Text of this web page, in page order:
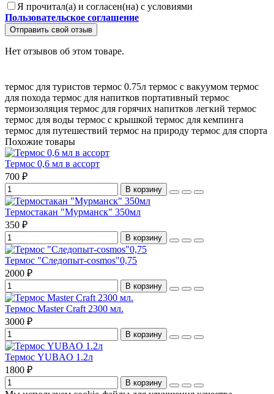
Я прочитал(а) и согласен(на) с условиями
Пользовательское соглашение
Отправить свой отзыв
Нет отзывов об этом товаре.
термос для туристов термос 0.75л термос с вакуумом термос
для похода термос для напитков портативный термос
термоизоляция термос для горячих напитков легкий термос
термос для воды термос с крышкой термос для кемпинга
термос для путешествий термос на природу термос для спорта
Похожие товары
Термос 0,6 мл в ассорт
700 ₽
В корзину
Термостакан "Мурманск" 350мл
350 ₽
В корзину
Термос "Следопыт-cosmos"0,75
2000 ₽
В корзину
Термос Master Craft 2300 мл.
3000 ₽
В корзину
Термос YUBAO 1.2л
1800 ₽
В корзину